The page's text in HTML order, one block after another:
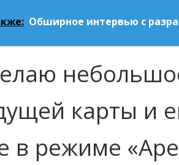
Обширное интервью с
карты и
в режиме